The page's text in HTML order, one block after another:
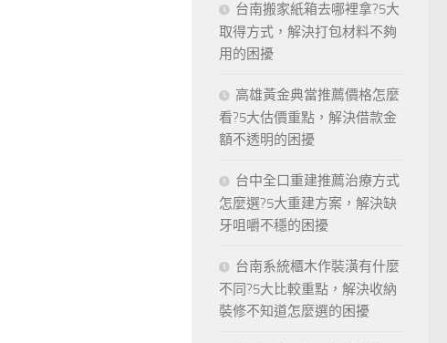
台南搬家紙箱去哪裡拿?5大
取得方式，解決打包材料不夠
用的困擾
高雄黃金典當推薦價格怎麼
看?5大估價重點，解決借款金
額不透明的困擾
台中全口重建推薦治療方式
怎麼選?5大重建方案，解決缺
牙咀嚼不穩的困擾
台南系統櫃木作裝潢有什麼
不同?5大比較重點，解決收納
裝修不知道怎麼選的困擾